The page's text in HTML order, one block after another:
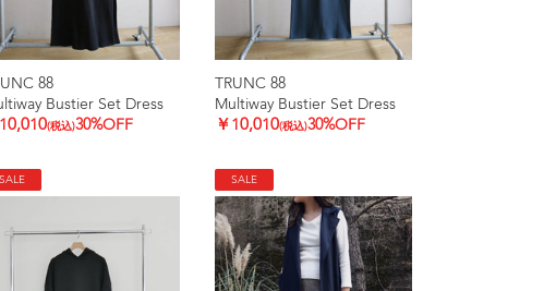
88
Bustier Set Dress
(税込)30%OFF
TRUNC 88
Multiway Bustier Set Dress
￥10,010(税込)30%OFF
SALE SALE